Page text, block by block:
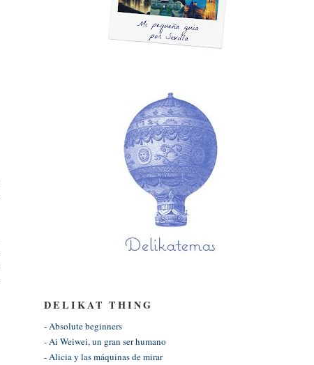
DELIKAT THING
- Absolute beginners
- Ai Weiwei, un gran ser humano
- Alicia y las máquinas de mirar